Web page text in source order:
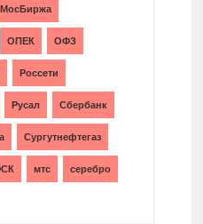
МосБиржа
ОПЕК ОФЗ
Россети
Русал Сбербанк
Сургутнефтегаз
мтс серебро